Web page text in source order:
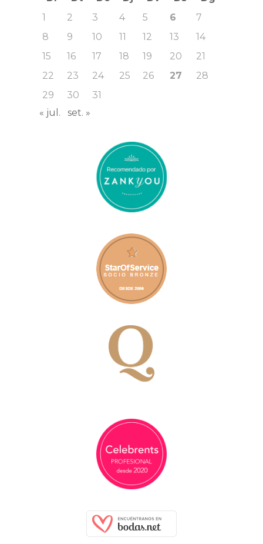
1
2 3 4 5 6
7
8
9 10 11 12 13
14
15
16 17 18 19 20
21
22
23 24 25 26 27
28
29
30
31
« jul.
set. »